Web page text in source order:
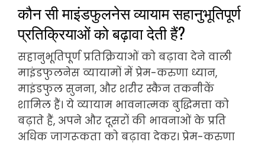
कौन सी माइंडफुलनेस व्यायाम सहानुभूतिपूर्ण
प्रतिक्रियाओं को बढ़ावा देती हैं?
सहानुभूतिपूर्ण प्रतिक्रियाओं को बढ़ावा देने वाली
माइंडफुलनेस व्यायामों में प्रेम-करुणा ध्यान,
माइंडफुल सुनना, और शरीर स्कैन तकनीकें
शामिल हैं। ये व्यायाम भावनात्मक बुद्धिमत्ता को
बढ़ाते हैं, अपने और दूसरों की भावनाओं के प्रति
अधिक जागरूकता को बढ़ावा देकर। प्रेम-करुणा